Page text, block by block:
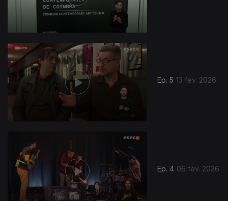
Ep. 5 13 fev. 2026
Ep. 4 06 fev. 2026